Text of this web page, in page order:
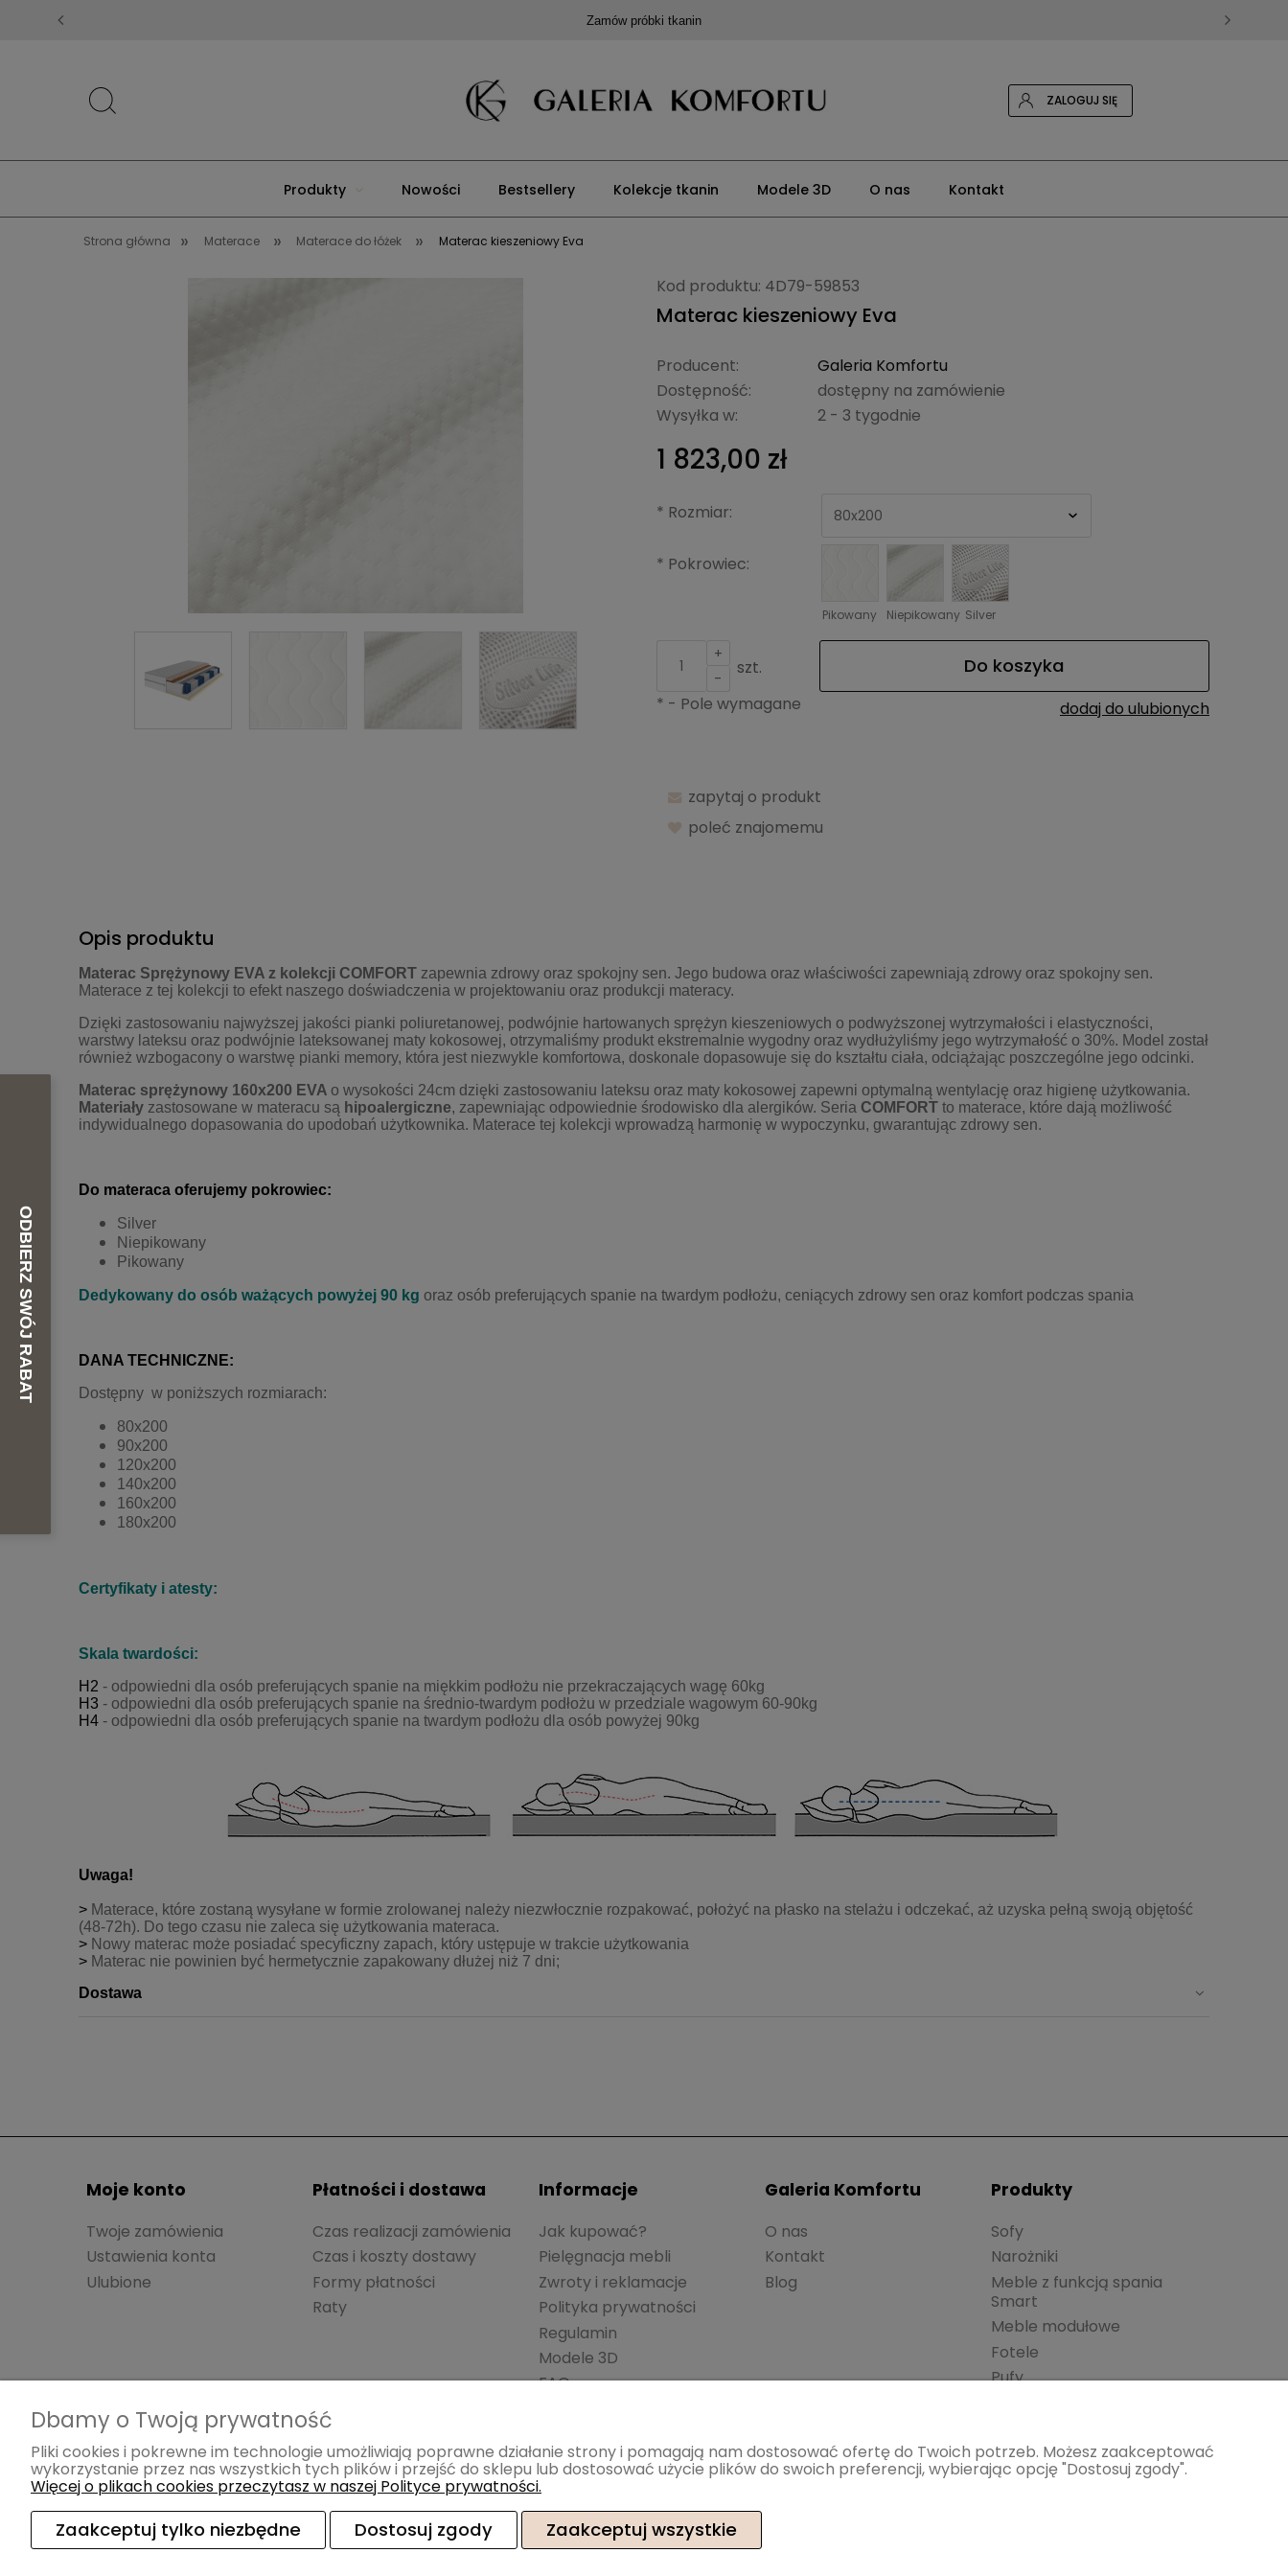
Zamów próbki tkanin
ZALOGUJ SIĘ
Produkty Nowości Bestsellery Kolekcje tkanin Modele 3D O nas Kontakt
Strona główna » Materace » Materace do łóżek » Materac kieszeniowy Eva
Kod produktu: 4D79-59853
Materac kieszeniowy Eva
Producent:
Galeria Komfortu
Dostępność:
dostępny na zamówienie
Wysyłka w:
2 - 3 tygodnie
1 823,00 zł
* Rozmiar:
* Pokrowiec:
Pikowany Niepikowany Silver
+
-
szt. Do koszyka
dodaj do ulubionych
* - Pole wymagane
zapytaj o produkt
poleć znajomemu
Opis produktu
Materac Sprężynowy EVA z kolekcji COMFORT zapewnia zdrowy oraz spokojny sen. Jego budowa oraz właściwości zapewniają zdrowy oraz spokojny sen.
Materace z tej kolekcji to efekt naszego doświadczenia w projektowaniu oraz produkcji materacy.
Dzięki zastosowaniu najwyższej jakości pianki poliuretanowej, podwójnie hartowanych sprężyn kieszeniowych o podwyższonej wytrzymałości i elastyczności,
warstwy lateksu oraz podwójnie lateksowanej maty kokosowej, otrzymaliśmy produkt ekstremalnie wygodny oraz wydłużyliśmy jego wytrzymałość o 30%. Model został
również wzbogacony o warstwę pianki memory, która jest niezwykle komfortowa, doskonale dopasowuje się do kształtu ciała, odciążając poszczególne jego odcinki.
Materac sprężynowy 160x200 EVA o wysokości 24cm dzięki zastosowaniu lateksu oraz maty kokosowej zapewni optymalną wentylację oraz higienę użytkowania.
Materiały zastosowane w materacu są hipoalergiczne, zapewniając odpowiednie środowisko dla alergików. Seria COMFORT to materace, które dają możliwość
indywidualnego dopasowania do upodobań użytkownika. Materace tej kolekcji wprowadzą harmonię w wypoczynku, gwarantując zdrowy sen.
Do materaca oferujemy pokrowiec:
Silver
Niepikowany
Pikowany
Dedykowany do osób ważących powyżej 90 kg oraz osób preferujących spanie na twardym podłożu, ceniących zdrowy sen oraz komfort podczas spania
DANA TECHNICZNE:
Dostępny w poniższych rozmiarach:
80x200
90x200
120x200
140x200
160x200
180x200
Certyfikaty i atesty:
Skala twardości:
H2 - odpowiedni dla osób preferujących spanie na miękkim podłożu nie przekraczających wagę 60kg
H3 - odpowiedni dla osób preferujących spanie na średnio-twardym podłożu w przedziale wagowym 60-90kg
H4 - odpowiedni dla osób preferujących spanie na twardym podłożu dla osób powyżej 90kg
Uwaga!
> Materace, które zostaną wysyłane w formie zrolowanej należy niezwłocznie rozpakować, położyć na płasko na stelażu i odczekać, aż uzyska pełną swoją objętość
(48-72h). Do tego czasu nie zaleca się użytkowania materaca.
> Nowy materac może posiadać specyficzny zapach, który ustępuje w trakcie użytkowania
> Materac nie powinien być hermetycznie zapakowany dłużej niż 7 dni;
Dostawa
Moje konto
Twoje zamówienia
Ustawienia konta
Ulubione
Płatności i dostawa
Czas realizacji zamówienia
Czas i koszty dostawy
Formy płatności
Raty
Informacje
Jak kupować?
Pielęgnacja mebli
Zwroty i reklamacje
Polityka prywatności
Regulamin
Modele 3D
FAQ
Galeria Komfortu
O nas
Kontakt
Blog
Produkty
Sofy
Narożniki
Meble z funkcją spania
Smart
Meble modułowe
Fotele
Pufy
Akcesoria
Materace
Dbamy o Twoją prywatność
Pliki cookies i pokrewne im technologie umożliwiają poprawne działanie strony i pomagają nam dostosować ofertę do Twoich potrzeb. Możesz zaakceptować
wykorzystanie przez nas wszystkich tych plików i przejść do sklepu lub dostosować użycie plików do swoich preferencji, wybierając opcję "Dostosuj zgody".
Więcej o plikach cookies przeczytasz w naszej Polityce prywatności.
Zaakceptuj tylko niezbędne Dostosuj zgody Zaakceptuj wszystkie